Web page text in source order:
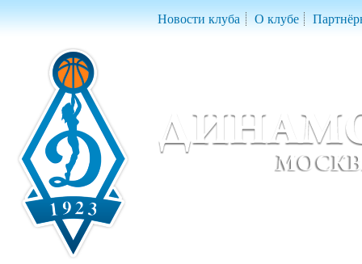
Новости клуба О клубе